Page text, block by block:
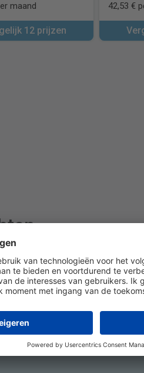
maand
12 prijzen
42,53 €
Air Optix PureVision
MyDay daily disposable
Colored Precision7